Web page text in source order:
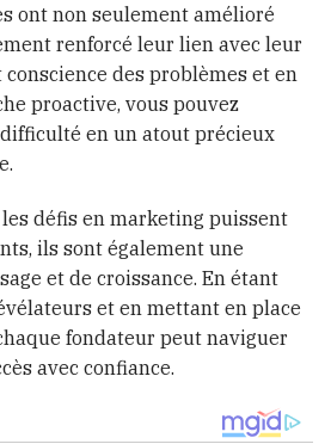
ont non seulement amélioré
renforcé leur lien avec leur
des problèmes et en
proactive, vous pouvez
en un atout précieux
défis en marketing puissent
ils sont également une
et de croissance. En étant
et en mettant en place
fondateur peut naviguer
avec confiance.